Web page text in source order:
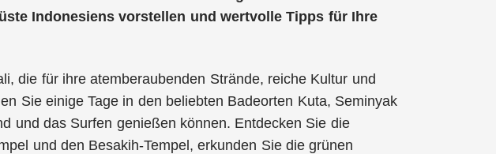
Indonesiens vorstellen und wertvolle Tipps für Ihre
die für ihre atemberaubenden Strände, reiche Kultur und
Sie einige Tage in den beliebten Badeorten Kuta, Seminyak
und das Surfen genießen können. Entdecken Sie die
und den Besakih-Tempel, erkunden Sie die grünen